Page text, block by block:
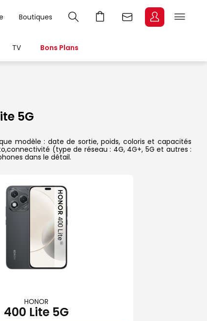
Boutiques
TV Bons Plans
5G
modèle : date de sortie, poids, coloris et capacités
(type de réseau : 4G, 4G+, 5G et autres :
dans le détail.
HONOR
400 Lite 5G